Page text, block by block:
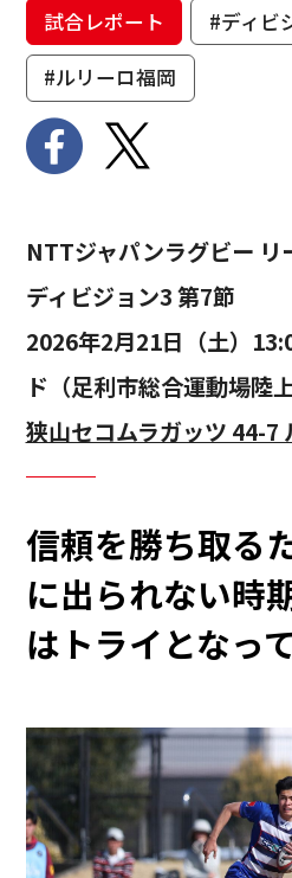
試合レポート
#ディビ
#ルリーロ福岡
NTTジャパンラグビー
ディビジョン3 第7節
2026年2月21日（土）
ド（足利市総合運動場陸
狭山セコムラガッツ 44-7
信頼を勝ち取る
に出られない時
はトライとなっ